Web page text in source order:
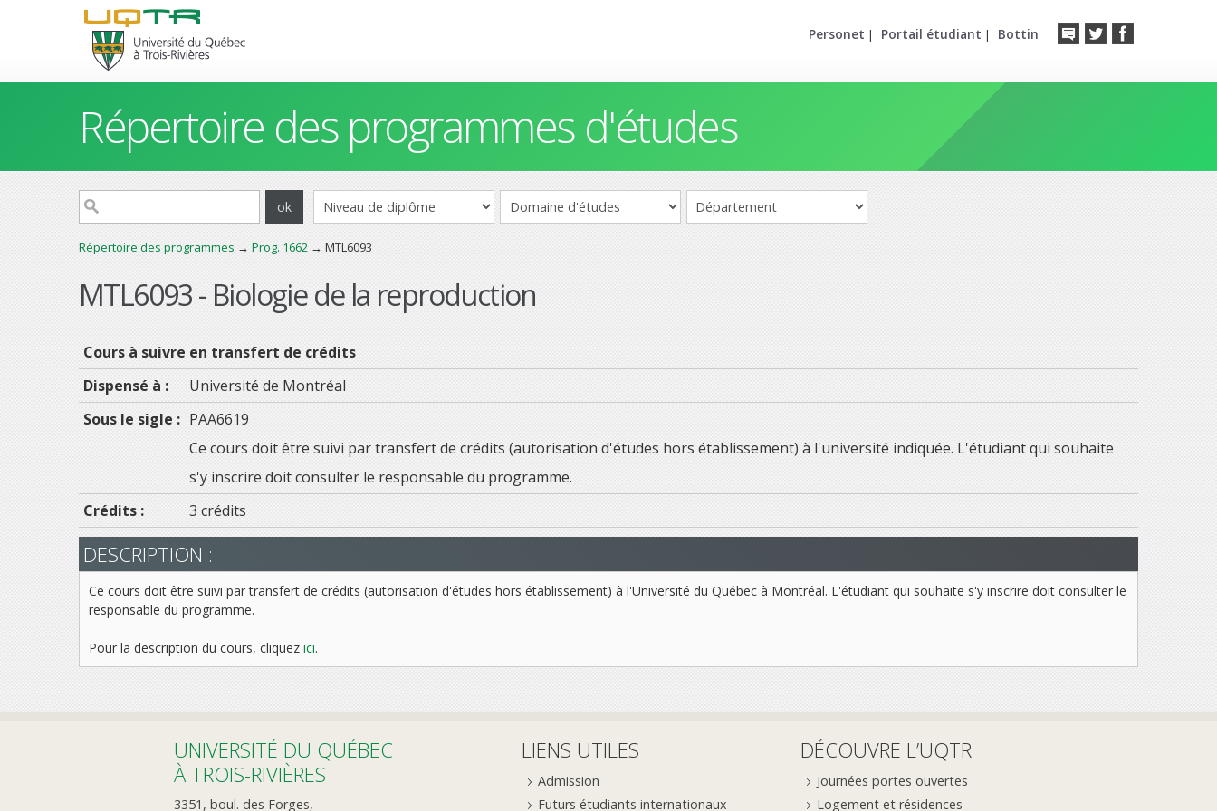
Personet | Portail étudiant | Bottin
Répertoire des programmes d'études
Répertoire des programmes → Prog. 1662 → MTL6093
MTL6093 - Biologie de la reproduction
Cours à suivre en transfert de crédits
Dispensé à :
Université de Montréal
Sous le sigle : PAA6619
Ce cours doit être suivi par transfert de crédits (autorisation d'études hors établissement) à l'université indiquée. L'étudiant qui souhaite
s'y inscrire doit consulter le responsable du programme.
Crédits :
3 crédits
DESCRIPTION :
Ce cours doit être suivi par transfert de crédits (autorisation d'études hors établissement) à l'Université du Québec à Montréal. L'étudiant qui souhaite s'y inscrire doit consulter le
responsable du programme.
Pour la description du cours, cliquez ici.
UNIVERSITÉ DU QUÉBEC
À TROIS-RIVIÈRES
3351, boul. des Forges,
LIENS UTILES
Admission
Futurs étudiants internationaux
DÉCOUVRE L’UQTR
Journées portes ouvertes
Logement et résidences